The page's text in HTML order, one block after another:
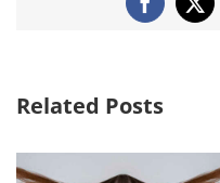
Facebook
X
Related Posts